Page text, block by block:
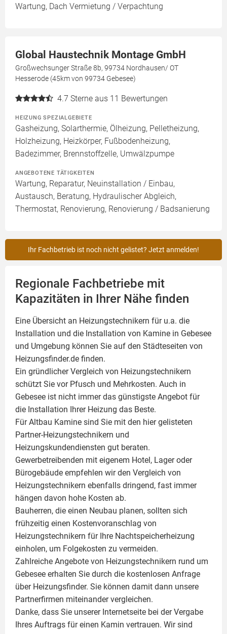
Wartung, Dach Vermietung / Verpachtung
Global Haustechnik Montage GmbH
Großwechsunger Straße 8b, 99734 Nordhausen/ OT
Hesserode (45km von 99734 Gebesee)
4.7 Sterne aus 11 Bewertungen
HEIZUNG SPEZIALGEBIETE
Gasheizung, Solarthermie, Ölheizung, Pelletheizung,
Holzheizung, Heizkörper, Fußbodenheizung,
Badezimmer, Brennstoffzelle, Umwälzpumpe
ANGEBOTENE TÄTIGKEITEN
Wartung, Reparatur, Neuinstallation / Einbau,
Austausch, Beratung, Hydraulischer Abgleich,
Thermostat, Renovierung, Renovierung / Badsanierung
Ihr Fachbetrieb ist noch nicht gelistet? Jetzt anmelden!
Regionale Fachbetriebe mit
Kapazitäten in Ihrer Nähe finden
Eine Übersicht an Heizungstechnikern für u.a. die
Installation und die Installation von Kamine in Gebesee
und Umgebung können Sie auf den Städteseiten von
Heizungsfinder.de finden.
Ein gründlicher Vergleich von Heizungstechnikern
schützt Sie vor Pfusch und Mehrkosten. Auch in
Gebesee ist nicht immer das günstigste Angebot für
die Installation Ihrer Heizung das Beste.
Für Altbau Kamine sind Sie mit den hier gelisteten
Partner-Heizungstechnikern und
Heizungskundendiensten gut beraten.
Gewerbetreibenden mit eigenem Hotel, Lager oder
Bürogebäude empfehlen wir den Vergleich von
Heizungstechnikern ebenfalls dringend, fast immer
hängen davon hohe Kosten ab.
Bauherren, die einen Neubau planen, sollten sich
frühzeitig einen Kostenvoranschlag von
Heizungstechnikern für Ihre Nachtspeicherheizung
einholen, um Folgekosten zu vermeiden.
Zahlreiche Angebote von Heizungstechnikern rund um
Gebesee erhalten Sie durch die kostenlosen Anfrage
über Heizungsfinder. Sie können damit dann unsere
Partnerfirmen miteinander vergleichen.
Danke, dass Sie unserer Internetseite bei der Vergabe
Ihres Auftrags für einen Kamin vertrauen. Wir sind